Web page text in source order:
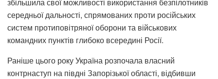
середньої дальності, спрямованих проти російських
систем протиповітряної оборони та військових
командних пунктів глибоко всередині Росії.
Раніше цього року Україна розпочала власний
контрнаступ на півдні Запорізької області, відбивши